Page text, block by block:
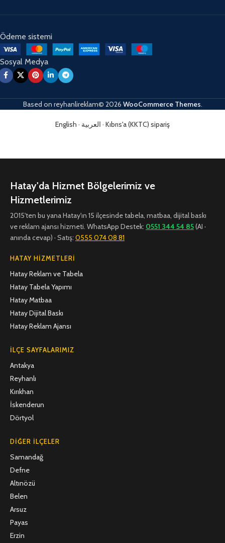
Ödeme sistemi
Sosyal Medya
Based on reyhanlireklam© 2026 WooCommerce Themes.
English · العربية · Kıbrıs'a (KKTC) sipariş
Hatay'da Hizmet Bölgelerimiz ve
Hizmetlerimiz
2015'ten bu yana Hatay'ın 15 ilçesinde tabela, matbaa, dijital baskı
ve reklam ajansı hizmeti. WhatsApp Destek: 0551 344 54 85(AI ·
anında cevap) · Satış: 0555 074 08 81
HATAY HIZMETLERI
Hatay Reklam ve Tabela
Hatay Tabela Yapımı
Hatay Matbaa
Hatay Dijital Baskı
Hatay Reklam Ajansı
İLÇE SAYFALARIMIZ
Antakya
Reyhanlı
Kırıkhan
İskenderun
Dörtyol
DIĞER İLÇELER
Samandağ
Defne
Altınözü
Belen
Arsuz
Payas
Erzin